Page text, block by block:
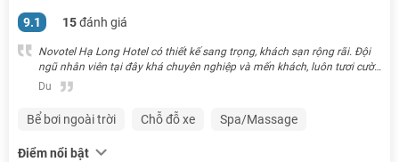
9.1 15đánh giá
Novotel Hạ Long Hotel có thiết kế sang trọng, khách sạn rộng rãi. Đội
ngũ nhân viên tại đây khá chuyên nghiệp và mến khách, luôn tươi cười
và ân cần. Quang cảnh nhìn xuống thành phố từ phòng rất đẹp, nhất là
Du
Bể bơi ngoài trời Chỗ đỗ xe Spa/Massage
Điểm nổi bật